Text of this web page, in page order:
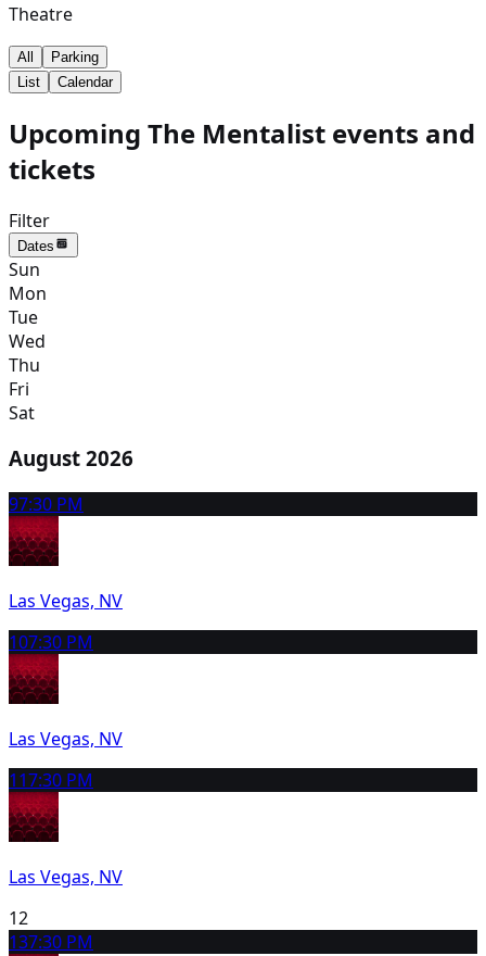
Theatre
All
Parking
List
Calendar
Upcoming The Mentalist events and
tickets
Filter
Dates
Sun
Mon
Tue
Wed
Thu
Fri
Sat
August 2026
97:30 PM
Las Vegas, NV
107:30 PM
Las Vegas, NV
117:30 PM
Las Vegas, NV
12
137:30 PM